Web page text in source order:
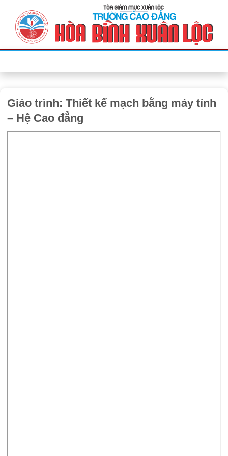
Giáo trình: Thiết kế mạch bằng máy tính
– Hệ Cao đẳng